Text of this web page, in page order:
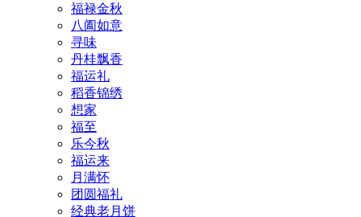
福禄金秋
八阖如意
寻味
丹桂飘香
福运礼
稻香锦绣
想家
福至
乐今秋
福运来
月满怀
团圆福礼
经典老月饼